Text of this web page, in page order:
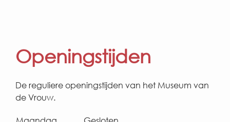
Openingstijden
De reguliere openingstijden van het Museum van
de Vrouw.